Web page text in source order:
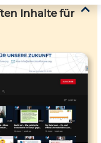
Inhalte für